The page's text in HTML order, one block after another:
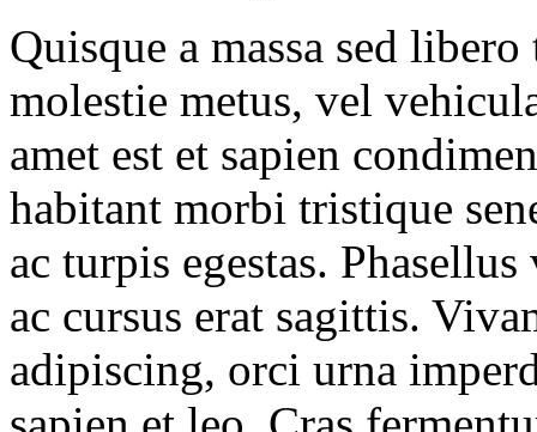
Quisque a massa sed
molestie metus, vel
amet est et sapien
habitant morbi tristique
ac turpis egestas.
ac cursus erat sagittis.
adipiscing, orci urna